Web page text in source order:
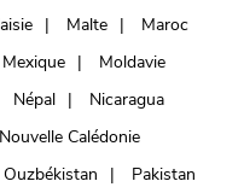
Malte
Maroc
Mexique
Moldavie
Népal
Nicaragua
Nouvelle Calédonie
Ouzbékistan
Pakistan